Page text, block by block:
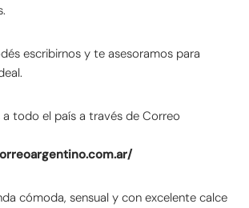
escribirnos y te asesoramos para
a todo el país a través de Correo
cómoda, sensual y con excelente calce